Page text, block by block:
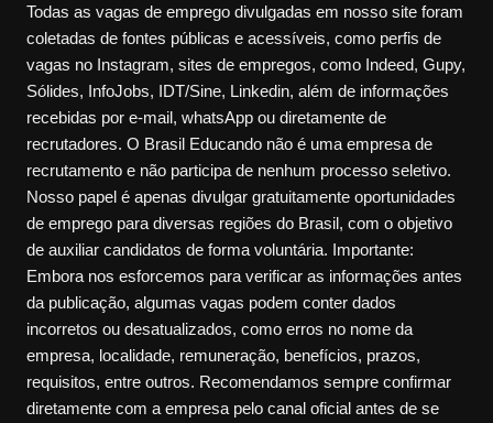
Todas as vagas de emprego divulgadas em nosso site foram
coletadas de fontes públicas e acessíveis, como perfis de
vagas no Instagram, sites de empregos, como Indeed, Gupy,
Sólides, InfoJobs, IDT/Sine, Linkedin, além de informações
recebidas por e-mail, whatsApp ou diretamente de
recrutadores. O Brasil Educando não é uma empresa de
recrutamento e não participa de nenhum processo seletivo.
Nosso papel é apenas divulgar gratuitamente oportunidades
de emprego para diversas regiões do Brasil, com o objetivo
de auxiliar candidatos de forma voluntária. Importante:
Embora nos esforcemos para verificar as informações antes
da publicação, algumas vagas podem conter dados
incorretos ou desatualizados, como erros no nome da
empresa, localidade, remuneração, benefícios, prazos,
requisitos, entre outros. Recomendamos sempre confirmar
diretamente com a empresa pelo canal oficial antes de se